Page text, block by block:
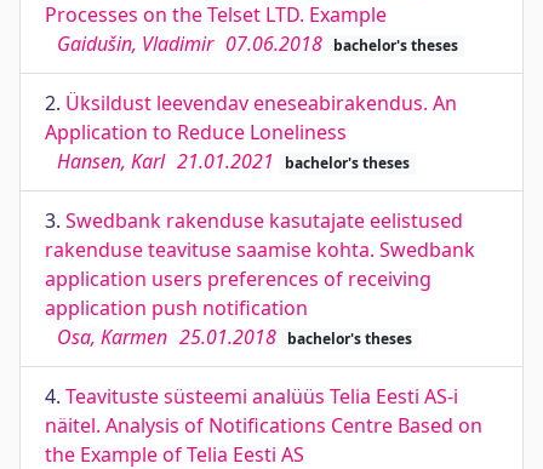
Processes on the Telset LTD. Example
Gaidušin, Vladimir 07.06.2018 bachelor's theses
2. Üksildust leevendav eneseabirakendus. An
Application to Reduce Loneliness
Hansen, Karl 21.01.2021 bachelor's theses
3. Swedbank rakenduse kasutajate eelistused
rakenduse teavituse saamise kohta. Swedbank
application users preferences of receiving
application push notification
Osa, Karmen 25.01.2018 bachelor's theses
4. Teavituste süsteemi analüüs Telia Eesti AS-i
näitel. Analysis of Notifications Centre Based on
the Example of Telia Eesti AS